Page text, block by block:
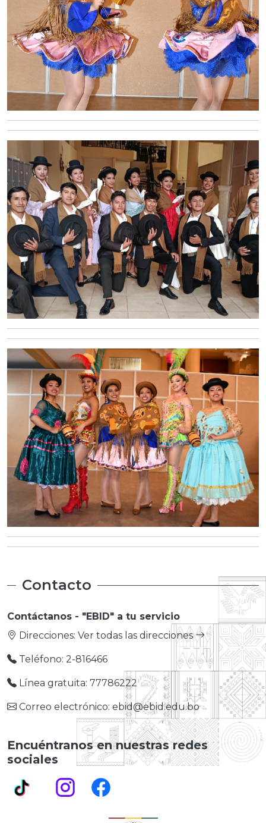
Contacto
Contáctanos - "EBID" a tu servicio
Direcciones: Ver todas las direcciones
Teléfono: 2-816466
Línea gratuita: 77786222
Correo electrónico: ebid@ebid.edu.bo
Encuéntranos en nuestras redes
sociales